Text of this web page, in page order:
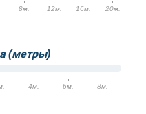
8м. 12м. 16м. 20м.
(метры)
4м. 6м. 8м.